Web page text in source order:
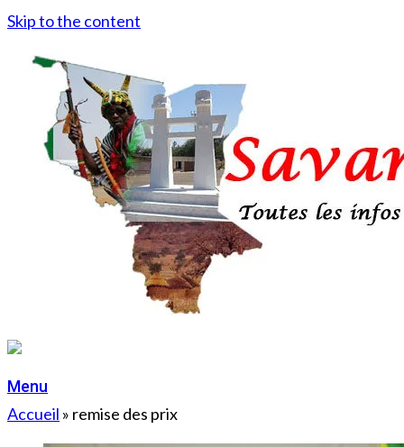
Skip to the content
Menu
Accueil » remise des prix